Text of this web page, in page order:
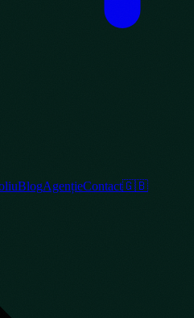
BlogAgențieContact🇬🇧